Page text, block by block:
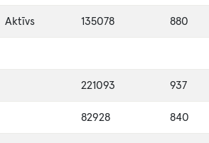
Aktīvs 135078 880
221093 937
82928 840